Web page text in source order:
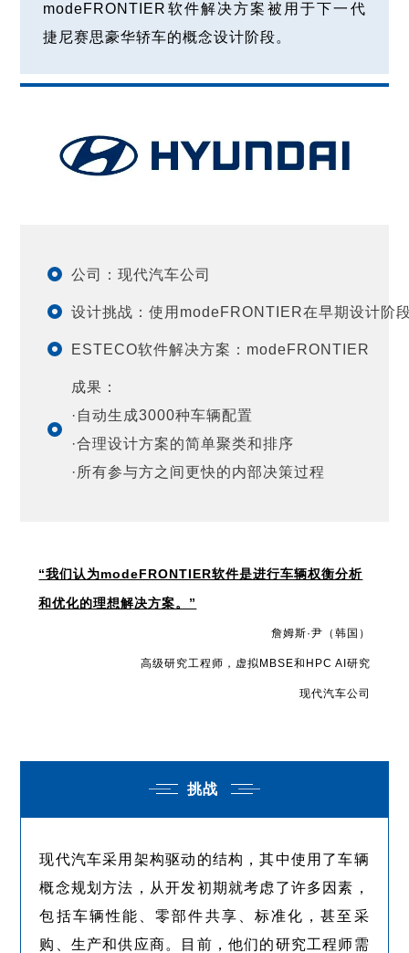
modeFRONTIER软件解决方案被用于下一代
捷尼赛思豪华轿车的概念设计阶段。
公司：现代汽车公司
设计挑战：使用modeFRONTIER在早期设计阶
ESTECO软件解决方案：modeFRONTIER
成果：
·自动生成3000种车辆配置
·合理设计方案的简单聚类和排序
·所有参与方之间更快的内部决策过程
“我们认为modeFRONTIER软件是进行车辆权衡分析
和优化的理想解决方案。”
詹姆斯·尹（韩国）
高级研究工程师，虚拟MBSE和HPC AI研究
现代汽车公司
挑战
现代汽车采用架构驱动的结构，其中使用了车辆
概念规划方法，从开发初期就考虑了许多因素，
包括车辆性能、零部件共享、标准化，甚至采
购、生产和供应商。目前，他们的研究工程师需